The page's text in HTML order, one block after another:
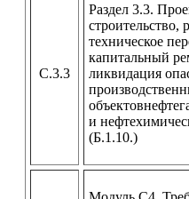
С.3.3
Раздел 3.3.
строительство,
техническое
капитальный
ликвидация
и
(Б.1.10.)